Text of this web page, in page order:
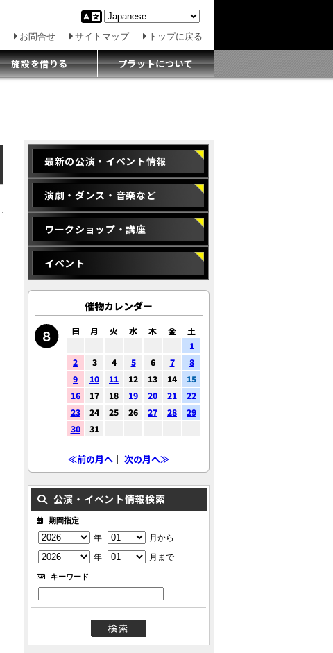
お問合せ サイトマップ トップに戻る
施設を借りる プラットについて
最新の公演・イベント情報
演劇・ダンス・音楽など
ワークショップ・講座
イベント
催物カレンダー
日 月 火 水 木 金
土
1
2
3 4 5 6 7
8
9
10 11 12 13 14
15
16
17 18 19 20 21
22
23
24 25 26 27 28
29
30
31
≪前の月へ ｜ 次の月へ≫
公演・イベント情報検索
期間指定
年
月から
年
月まで
キーワード